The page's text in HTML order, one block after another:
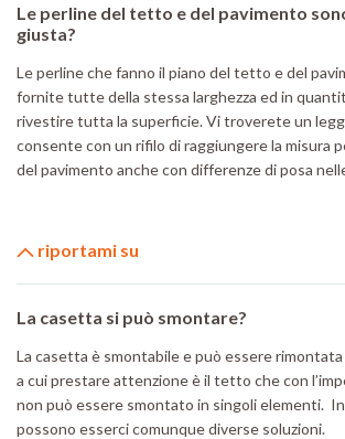
Le perline del tetto e del pavimento
giusta?
Le perline che fanno il piano del tetto e del
fornite tutte della stessa larghezza ed in
rivestire tutta la superficie. Vi troverete un
consente con un rifilo di raggiungere la misura
del pavimento anche con differenze di posa
riportami su
La casetta si può smontare?
La casetta è smontabile e può essere
a cui prestare attenzione è il tetto che con
non può essere smontato in singoli elementi. In
possono esserci comunque diverse soluzioni.